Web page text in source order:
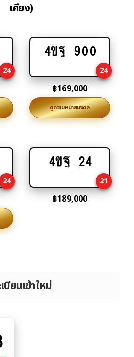
เคียง)
24
Add
cart
4ขฐ 900
24
฿169,000
ดูความหมายมงคล
24
Add
cart
4ขฐ 24
21
฿189,000
บียนเข้าใหม่